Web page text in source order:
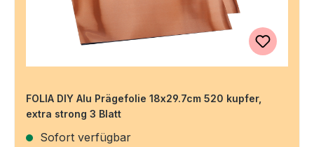
FOLIA DIY Alu Prägefolie 18x29.7cm 520 kupfer,
extra strong 3 Blatt
Sofort verfügbar